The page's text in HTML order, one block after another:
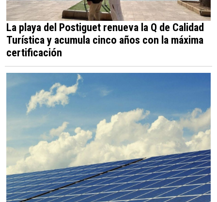
La playa del Postiguet renueva la Q de Calidad
Turística y acumula cinco años con la máxima
certificación